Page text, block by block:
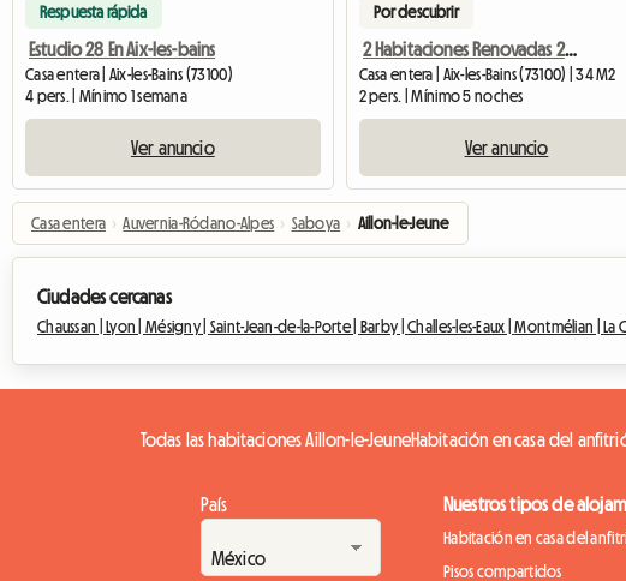
Respuesta rápida
Estudio 28 En Aix-les-bains
Casa entera | Aix-les-Bains (73100)
4 pers. | Mínimo 1 semana
Ver anuncio
Por descubrir
2 Habitaciones Renovadas 2022
Casa entera | Aix-les-Bains (73100) | 34 M2
2 pers. | Mínimo 5 noches
Ver anuncio
Casa entera › Auvernia-Ródano-Alpes › Saboya › Aillon-le-Jeune
Ciudades cercanas
Chaussan | Lyon |Mésigny | Saint-Jean-de-la-Porte | Barby |Challes-les-Eaux |Montmélian | La
Todas las habitaciones Aillon-le-JeuneHabitación en casa del
País Nuestros tipos de
Habitación en casa del
Pisos compartidos